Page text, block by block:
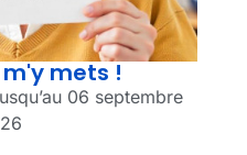
mets !
06 septembre